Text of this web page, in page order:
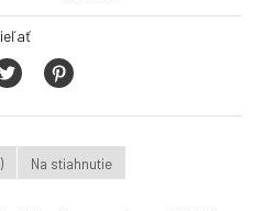
Na stiahnutie